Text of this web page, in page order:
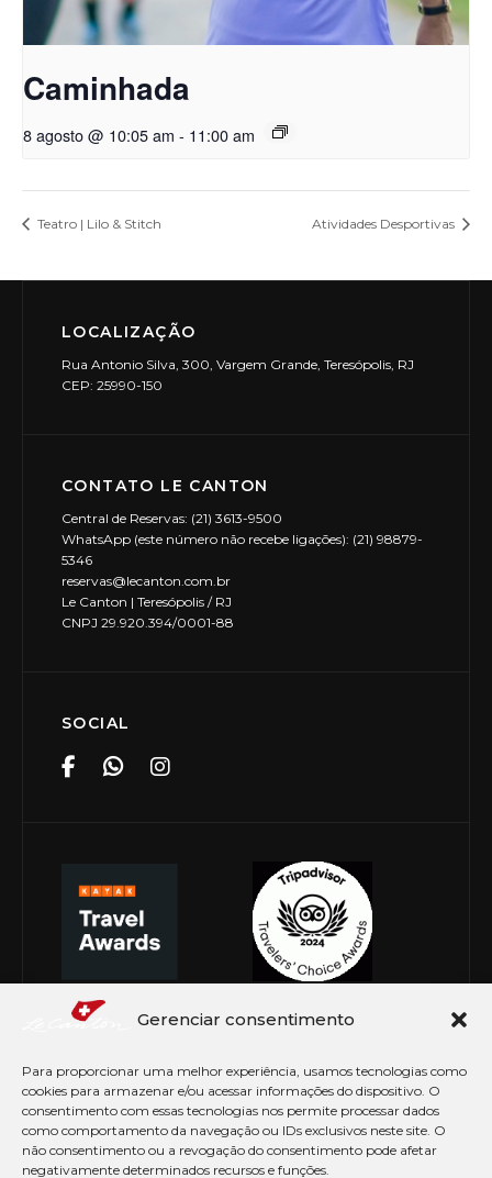
Gerenciar consentimento
Para proporcionar uma melhor experiência, usamos tecnologias como
cookies para armazenar e/ou acessar informações do dispositivo. O
consentimento com essas tecnologias nos permite processar dados
como comportamento da navegação ou IDs exclusivos neste site. O
não consentimento ou a revogação do consentimento pode afetar
negativamente determinados recursos e funções.
Caminhada
8 agosto @ 10:05 am - 11:00 am
Teatro | Lilo & Stitch Atividades Desportivas
LOCALIZAÇÃO
Rua Antonio Silva, 300, Vargem Grande, Teresópolis, RJ
CEP: 25990-150
CONTATO LE CANTON
Central de Reservas: (21) 3613-9500
WhatsApp (este número não recebe ligações): (21) 98879-
5346
reservas@lecanton.com.br
Le Canton | Teresópolis / RJ
CNPJ 29.920.394/0001-88
SOCIAL
© Copyright 2026 Le Canton. Todos os direitos